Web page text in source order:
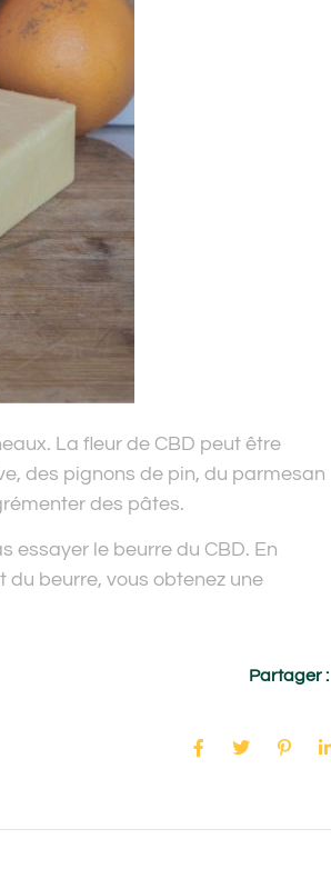
La fleur de CBD peut être
des pignons de pin, du parmesan
des pâtes.
essayer le beurre du CBD. En
beurre, vous obtenez une
Partager :